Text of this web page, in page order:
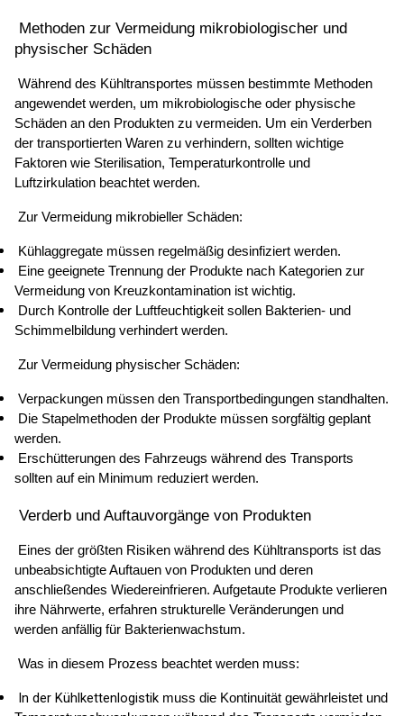
physischer Schäden
angewendet werden, um mikrobiologische oder physische
Schäden an den Produkten zu vermeiden. Um ein Verderben
der transportierten Waren zu verhindern, sollten wichtige
Faktoren wie Sterilisation, Temperaturkontrolle und
Luftzirkulation beachtet werden.
Zur Vermeidung mikrobieller Schäden:
Kühlaggregate müssen regelmäßig desinfiziert werden.
Vermeidung von Kreuzkontamination ist wichtig.
Schimmelbildung verhindert werden.
Zur Vermeidung physischer Schäden:
werden.
sollten auf ein Minimum reduziert werden.
Verderb und Auftauvorgänge von Produkten
unbeabsichtigte Auftauen von Produkten und deren
anschließendes Wiedereinfrieren. Aufgetaute Produkte verlieren
ihre Nährwerte, erfahren strukturelle Veränderungen und
werden anfällig für Bakterienwachstum.
Was in diesem Prozess beachtet werden muss:
In der Kühlkettenlogistik muss die Kontinuität gewährleistet und